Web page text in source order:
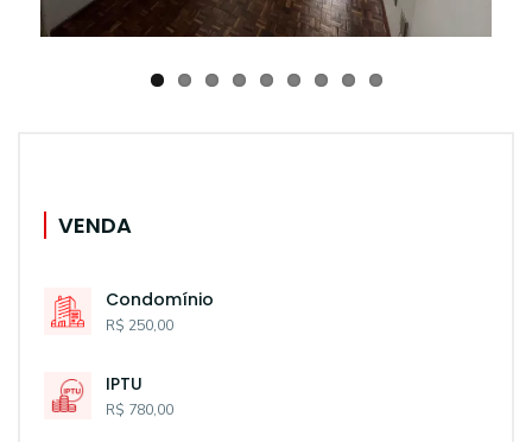
VENDA
Condomínio
R$ 250,00
IPTU
R$ 780,00